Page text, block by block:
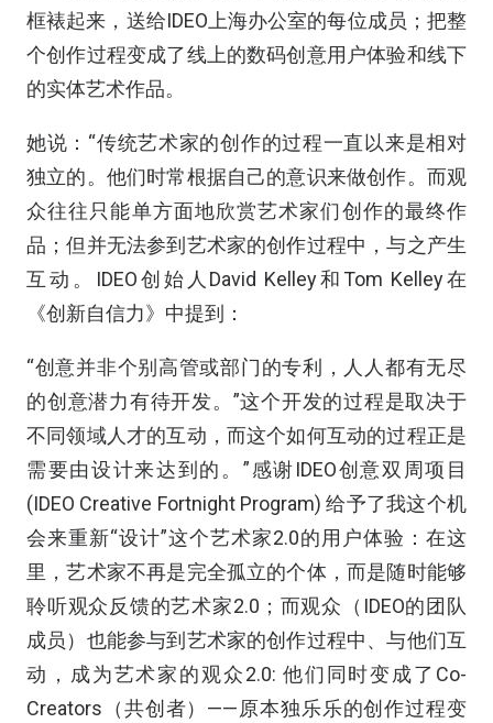
框裱起来，送给IDEO上海办公室的每位成员；把整
个创作过程变成了线上的数码创意用户体验和线下
的实体艺术作品。
她说：“传统艺术家的创作的过程一直以来是相对
独立的。他们时常根据自己的意识来做创作。而观
众往往只能单方面地欣赏艺术家们创作的最终作
品；但并无法参到艺术家的创作过程中，与之产生
互动。IDEO创始人David Kelley和Tom Kelley在
《创新自信力》中提到：
“创意并非个别高管或部门的专利，人人都有无尽
的创意潜力有待开发。”这个开发的过程是取决于
不同领域人才的互动，而这个如何互动的过程正是
需要由设计来达到的。”感谢IDEO创意双周项目
(IDEO Creative Fortnight Program) 给予了我这个机
会来重新“设计”这个艺术家2.0的用户体验：在这
里，艺术家不再是完全孤立的个体，而是随时能够
聆听观众反馈的艺术家2.0；而观众（IDEO的团队
成员）也能参与到艺术家的创作过程中、与他们互
动，成为艺术家的观众2.0: 他们同时变成了Co-
Creators（共创者）——原本独乐乐的创作过程变